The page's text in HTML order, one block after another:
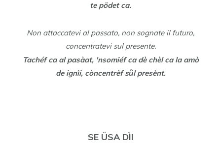
te pödet ca.
Non attaccatevi al passato, non sognate il futuro,
concentratevi sul presente.
Tachéf ca al pasàat, 'nsomiéf ca dè chèl ca la amò
de ignìi, còncentrèf sǜl presènt.
SE ÜSA DÌI